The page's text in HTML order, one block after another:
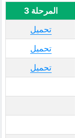
المرحلة 3
تحميل
تحميل
تحميل